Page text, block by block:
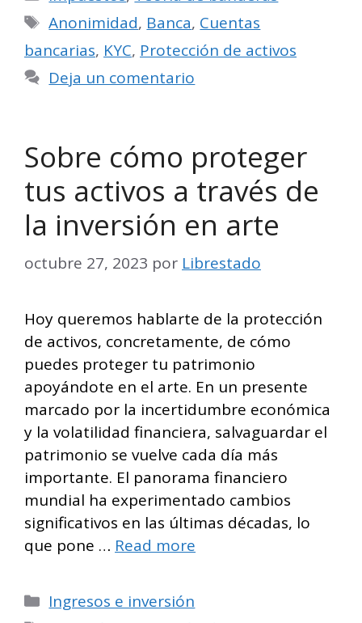
Etiquetas
Anonimidad, Banca, Cuentas
bancarias, KYC, Protección de activos
Deja un comentario
Sobre cómo proteger
tus activos a través de
la inversión en arte
octubre 27, 2023 por Librestado
Hoy queremos hablarte de la protección
de activos, concretamente, de cómo
puedes proteger tu patrimonio
apoyándote en el arte. En un presente
marcado por la incertidumbre económica
y la volatilidad financiera, salvaguardar el
patrimonio se vuelve cada día más
importante. El panorama financiero
mundial ha experimentado cambios
significativos en las últimas décadas, lo
que pone … Read more
Categorías
Ingresos e inversión